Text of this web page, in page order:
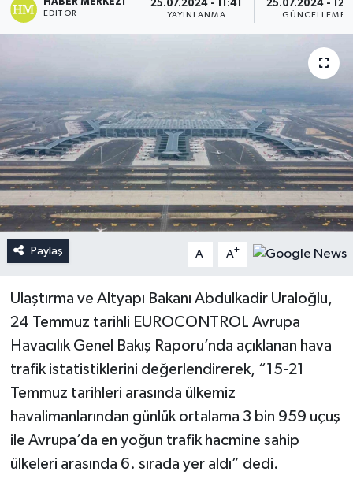
EDITÖR
25.07.2024 - 11:41
YAYINLANMA
25.07.2024 -
GÜNCELLEME
Paylaş A- A+
Ulaştırma ve Altyapı Bakanı Abdulkadir Uraloğlu,
24 Temmuz tarihli EUROCONTROL Avrupa
Havacılık Genel Bakış Raporu’nda açıklanan hava
trafik istatistiklerini değerlendirerek, “15-21
Temmuz tarihleri arasında ülkemiz
havalimanlarından günlük ortalama 3 bin 959 uçuş
ile Avrupa’da en yoğun trafik hacmine sahip
ülkeleri arasında 6. sırada yer aldı” dedi.